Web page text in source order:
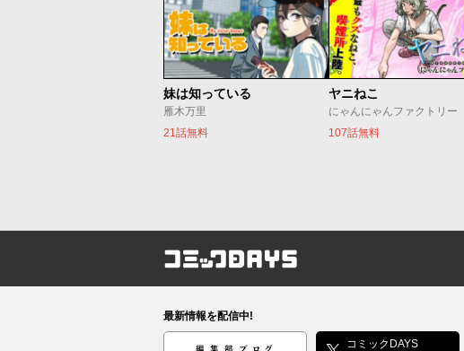
妹は知っている
雁木万里
21話無料
ヤニねこ
にゃんにゃんファクトリー
107話無料
コミックDAYS
最新情報を配信中!
編集部ブログ コミックDAYS